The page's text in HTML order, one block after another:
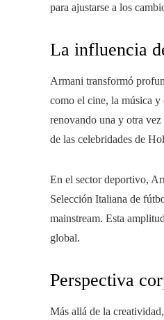
para ajustarse a los
La influencia
Armani transformó
como el cine, la música y
renovando una y otra
de las celebridades de
En el sector deportivo,
Selección Italiana de
mainstream. Esta
global.
Perspectiva
Más allá de la